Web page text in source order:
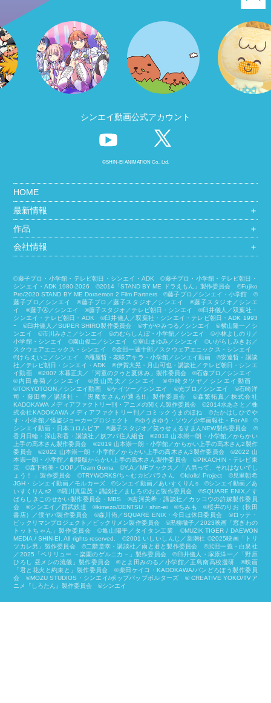
シンエイ動画公式アカウント
©SHIN-EI ANIMATION Co., Ltd.
HOME
最新情報
＋
作品
＋
会社情報
＋
©藤子プロ・小学館・テレビ朝日・シンエイ・ADK ©藤子プロ・小学館・テレビ朝日・
シンエイ・ADK 1980-2026 ©2014「STAND BY ME ドラえもん」製作委員会 ©Fujiko
Pro/2020 STAND BY ME Doraemon 2 Film Partners ©藤子プロ／シンエイ・小学館 ©
藤子プロ／シンエイ ©藤子プロ／藤子スタジオ／シンエイ ©藤子スタジオ／シンエ
イ ©藤子Ⓐ／シンエイ ©藤子スタジオ／テレビ朝日・シンエイ ©臼井儀人／双葉社・
シンエイ・テレビ朝日・ADK ©臼井儀人／双葉社・シンエイ・テレビ朝日・ADK 1993
ｰ ©臼井儀人／SUPER SHIRO製作委員会 ©すがやみつる／シンエイ ©横山隆一／シ
ンエイ ©市川みさこ／シンエイ ©のむらしんぼ・小学館／シンエイ ©小林よしのり／
小学館・シンエイ ©園山俊二／シンエイ ©室山まゆみ／シンエイ ©いがらしみきお／
スクウェアエニックス・シンエイ ©金田一蓮十郎／スクウェアエニックス・シンエイ
©けらえいこ／シンエイ ©雁屋哲・花咲アキラ・小学館／シンエイ動画 ©安達哲・講談
社／テレビ朝日・シンエイ・ADK ©伊賀大晃・月山可也・講談社／テレビ朝日・シンエ
イ動画 ©2007 木暮正夫／「河童のクゥと夏休み」製作委員会 ©石森プロ／シンエイ
©内田春菊／シンエイ ©景山民夫／シンエイ ©中崎タツヤ／シンエイ動画
©︎TOKYOTOON／シンエイ動画 ©ケイツー／シンエイ ©光プロ／シンエイ ©石崎洋
司・藤田香／講談社・「黒魔女さんが通る!!」製作委員会 ©森繁拓真／株式会社
KADOKAWA メディアファクトリー刊・アニメの関くん製作委員会 ©2014水あさと／株
式会社KADOKAWA メディアファクトリー刊／コミックうまのほね ©たかはしひでや
す・小学館／怪盗ジョーカープロジェクト ©ゆうきゆう・ソウ／少年画報社・For All ©
シンエイ動画・日本コロムビア ©藤子スタジオ／笑ゥせぇるすまんNEW製作委員会 ©
香月日輪・深山和香・講談社／妖アパ住人組合 ©2018 山本崇一朗・小学館／からかい
上手の高木さん製作委員会 ©2019 山本崇一朗・小学館／からかい上手の高木さん2製作
委員会 ©2022 山本崇一朗・小学館／からかい上手の高木さん3製作委員会 ©2022 山
本崇一朗・小学館／劇場版からかい上手の高木さん製作委員会 ©PIKACHIN・テレビ東
京 ©森下裕美・OOP／Team Goma ©Y.A／MFブックス／「八男って、それはないでし
ょう！ 」製作委員会 ©TRYWORKS/ち～むカピバラさん ©︎Idolls! Project ©見里朝希
JGH・シンエイ動画／モルカーズ ©シンエイ動画／あいすくりんs ©シンエイ動画／あ
いすくりんs2 ©羅川真里茂・講談社／ましろのおと製作委員会 ©SQUARE ENIX／す
ばらしきこのせかい製作委員会・MBS ©吉河美希・講談社／カッコウの許嫁製作委員
会 ©シンエイ／西武鉄道 ©kimezo/DENTSU・shin-ei ©ちみも ©桜井のりお（秋田
書店）／僕ヤバ製作委員会 ©森川侑／SQUARE ENIX・今日は休日委員会 ©ロッテ・
ビックリマンプロジェクト／ビックリメン製作委員会 ©黒柳徹子／2023映画「窓ぎわの
トットちゃん」製作委員会 ©亀山陽平／タイタン工業 ©MUZIK TIGER / DAEWON
MEDIA / SHIN-EI. All rights reserved. ©2001 いしいしんじ／新潮社 ©2025映画「トリ
ツカレ男」製作委員会 ©二階堂幸・講談社／雨と君と製作委員会 ©武田一義・白泉社
／2025「ペリリュー －楽園のゲルニカ－」製作委員会 ©臼井儀人・塚原洋一／「野原
ひろし 昼メシの流儀」製作委員会 ©とよ田みのる／小学館／王島南高校漫研 ©映画
「君と花火と約束と」製作委員会 ©柴⽥ケイコ・KADOKAWA/パンどろぼう製作委員
会 ©MOZU STUDIOS・シンエイ/ポップパップポルターズ © CREATIVE YOKO/TVア
ニメ『しろたん』製作委員会 ©シンエイ